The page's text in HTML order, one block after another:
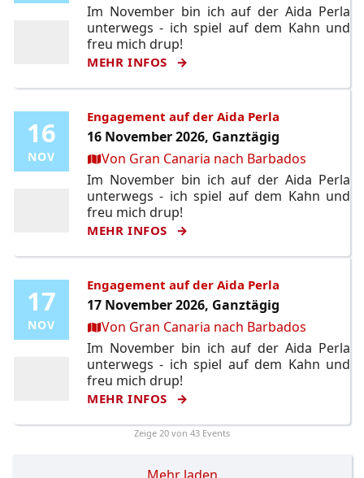
Im November bin ich auf der Aida Perla
unterwegs - ich spiel auf dem Kahn und
freu mich drup!
MEHR INFOS
16
NOV
16
NOV
Engagement auf der Aida Perla
16 November 2026, Ganztägig
Ort:Von Gran Canaria nach Barbados
Im November bin ich auf der Aida Perla
unterwegs - ich spiel auf dem Kahn und
freu mich drup!
MEHR INFOS
17
NOV
17
NOV
Engagement auf der Aida Perla
17 November 2026, Ganztägig
Ort:Von Gran Canaria nach Barbados
Im November bin ich auf der Aida Perla
unterwegs - ich spiel auf dem Kahn und
freu mich drup!
MEHR INFOS
Zeige 20 von 43 Events